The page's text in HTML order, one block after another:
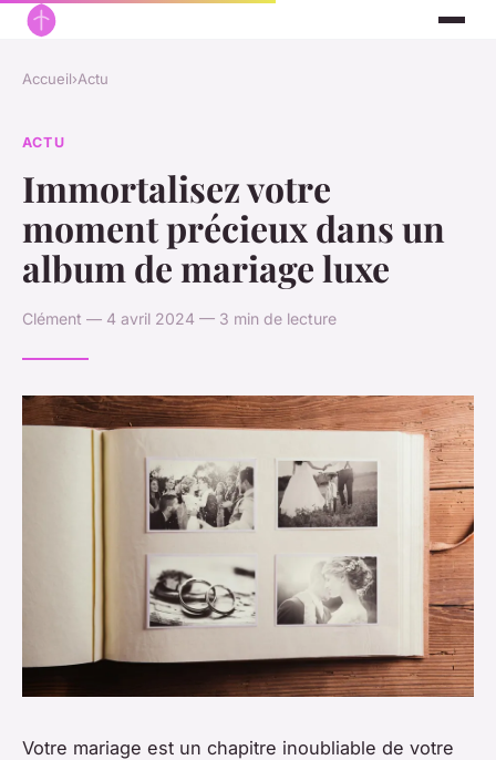
Accueil›Actu
ACTU
Immortalisez votre
moment précieux dans un
album de mariage luxe
Clément — 4 avril 2024 — 3 min de lecture
Votre mariage est un chapitre inoubliable de votre